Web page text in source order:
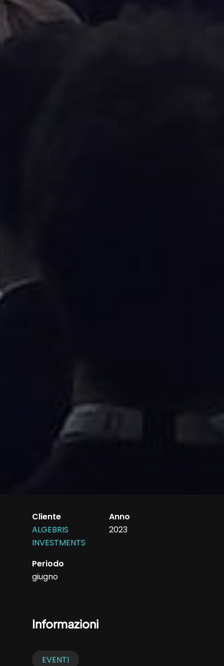
Cliente
ALGEBRIS
INVESTMENTS
Anno
2023
Periodo
giugno
Informazioni
EVENTI